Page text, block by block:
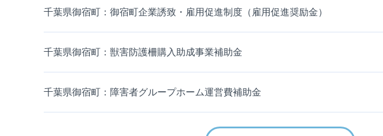
千葉県御宿町：御宿町企業誘致・雇用促進制度（雇用促進奨励金）
千葉県御宿町：獣害防護柵購入助成事業補助金
千葉県御宿町：障害者グループホーム運営費補助金